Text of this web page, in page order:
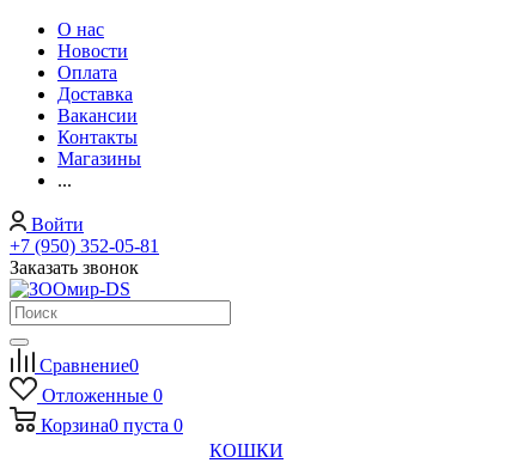
О нас
Новости
Оплата
Доставка
Вакансии
Контакты
Магазины
...
Войти
+7 (950) 352-05-81
Заказать звонок
Сравнение0
Отложенные 0
Корзина0 пуста 0
КОШКИ